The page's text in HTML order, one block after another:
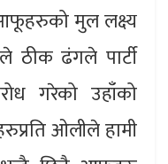
मुल लक्ष्य
ठीक ढंगले पार्टी
गरेको उहाँको
ओलीले हामी